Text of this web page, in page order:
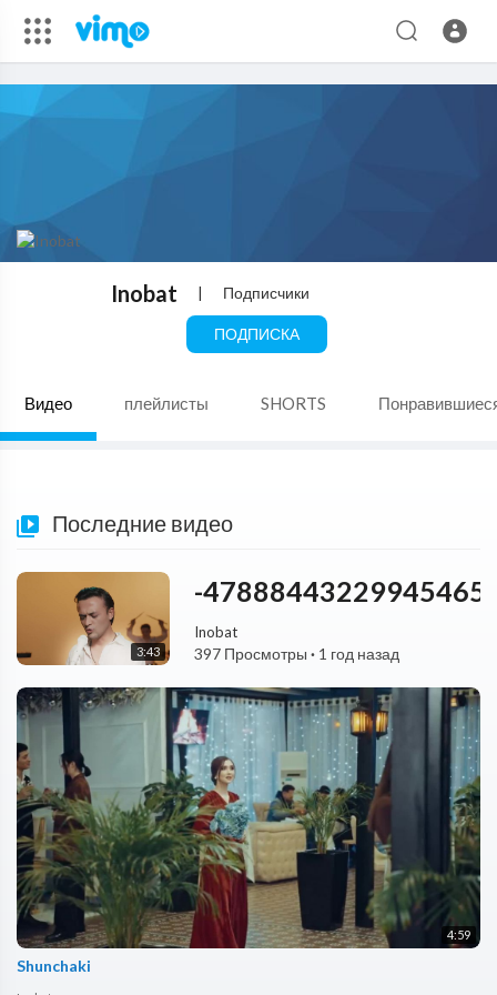
Inobat | Подписчики
ПОДПИСКА
Видео плейлисты SHORTS
Последние видео
3:43
-
Inobat
397 Просмотры · 1 год назад
4:59
Shunchaki